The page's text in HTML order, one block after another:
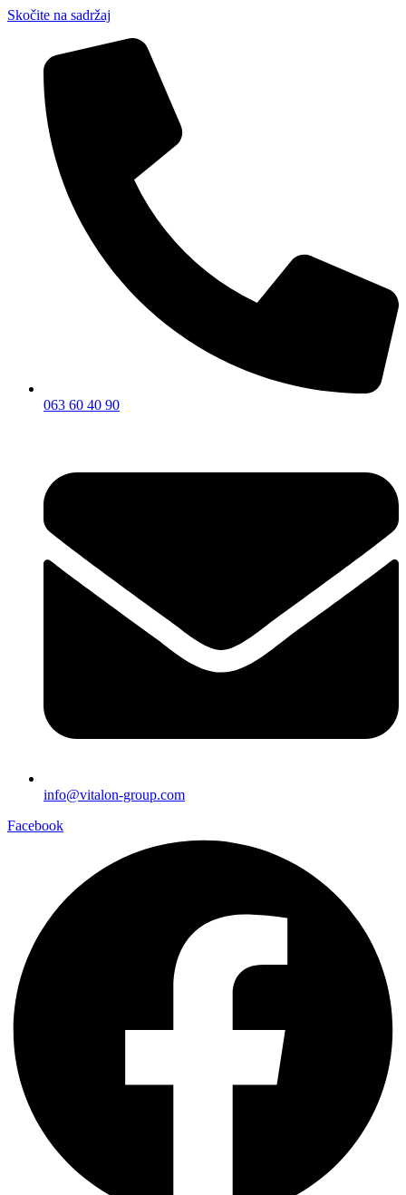
Skočite na sadržaj
063 60 40 90
info@vitalon-group.com
Facebook